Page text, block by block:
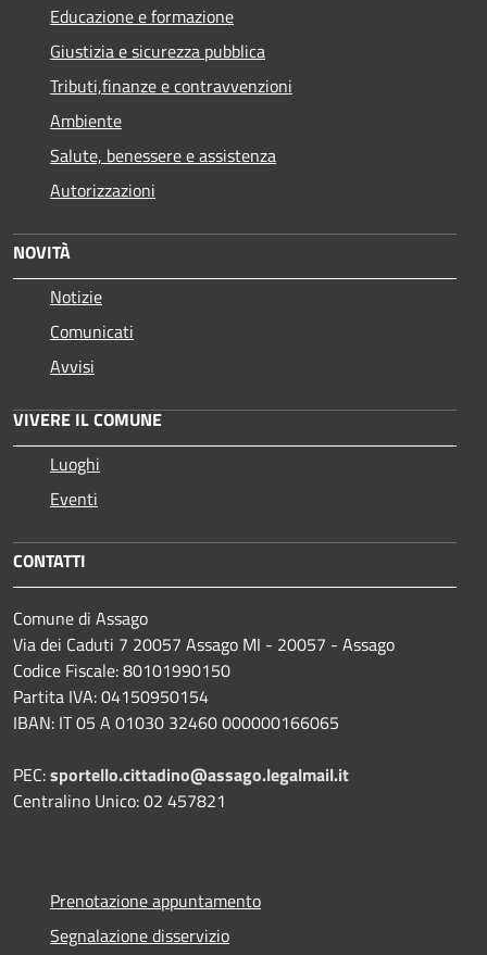
Educazione e formazione
Giustizia e sicurezza pubblica
Tributi,finanze e contravvenzioni
Ambiente
Salute, benessere e assistenza
Autorizzazioni
NOVITÀ
Notizie
Comunicati
Avvisi
VIVERE IL COMUNE
Luoghi
Eventi
CONTATTI
Comune di Assago
Via dei Caduti 7 20057 Assago MI - 20057 - Assago
Codice Fiscale: 80101990150
Partita IVA: 04150950154
IBAN: IT 05 A 01030 32460 000000166065
PEC:sportello.cittadino@assago.legalmail.it
Centralino Unico: 02 457821
Prenotazione appuntamento
Segnalazione disservizio